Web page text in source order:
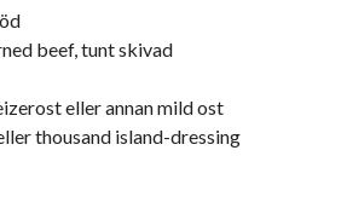
beef, tunt skivad
eller annan mild ost
thousand island-dressing